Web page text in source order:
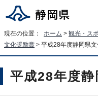
現在の位置： ホーム > 観光・ス
文化奨励賞 > 平成28年度静岡県
平成28年度